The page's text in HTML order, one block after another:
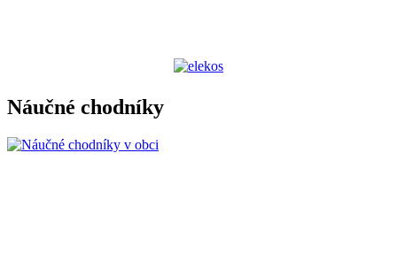
Náučné chodníky